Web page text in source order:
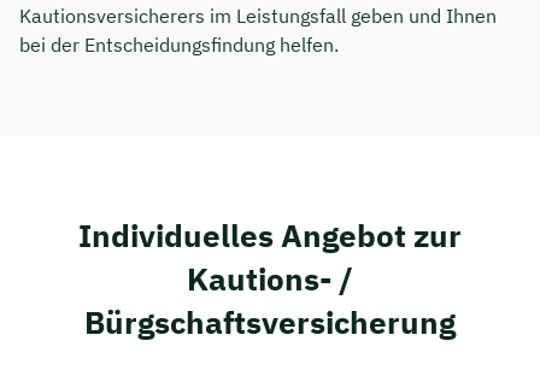
Kautionsversicherers im Leistungsfall geben und Ihnen
bei der Entscheidungsfindung helfen.
Individuelles Angebot zur
Kautions- /
Bürgschaftsversicherung